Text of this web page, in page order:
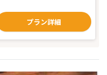
プラン詳細